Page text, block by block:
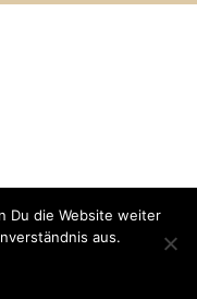
Du die Website weiter
aus.